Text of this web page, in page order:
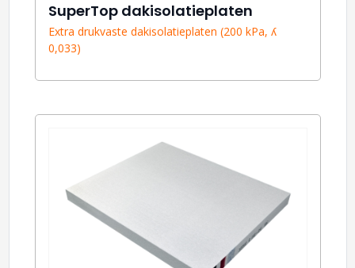
SuperTop dakisolatieplaten
Extra drukvaste dakisolatieplaten (200 kPa, ʎ
0,033)